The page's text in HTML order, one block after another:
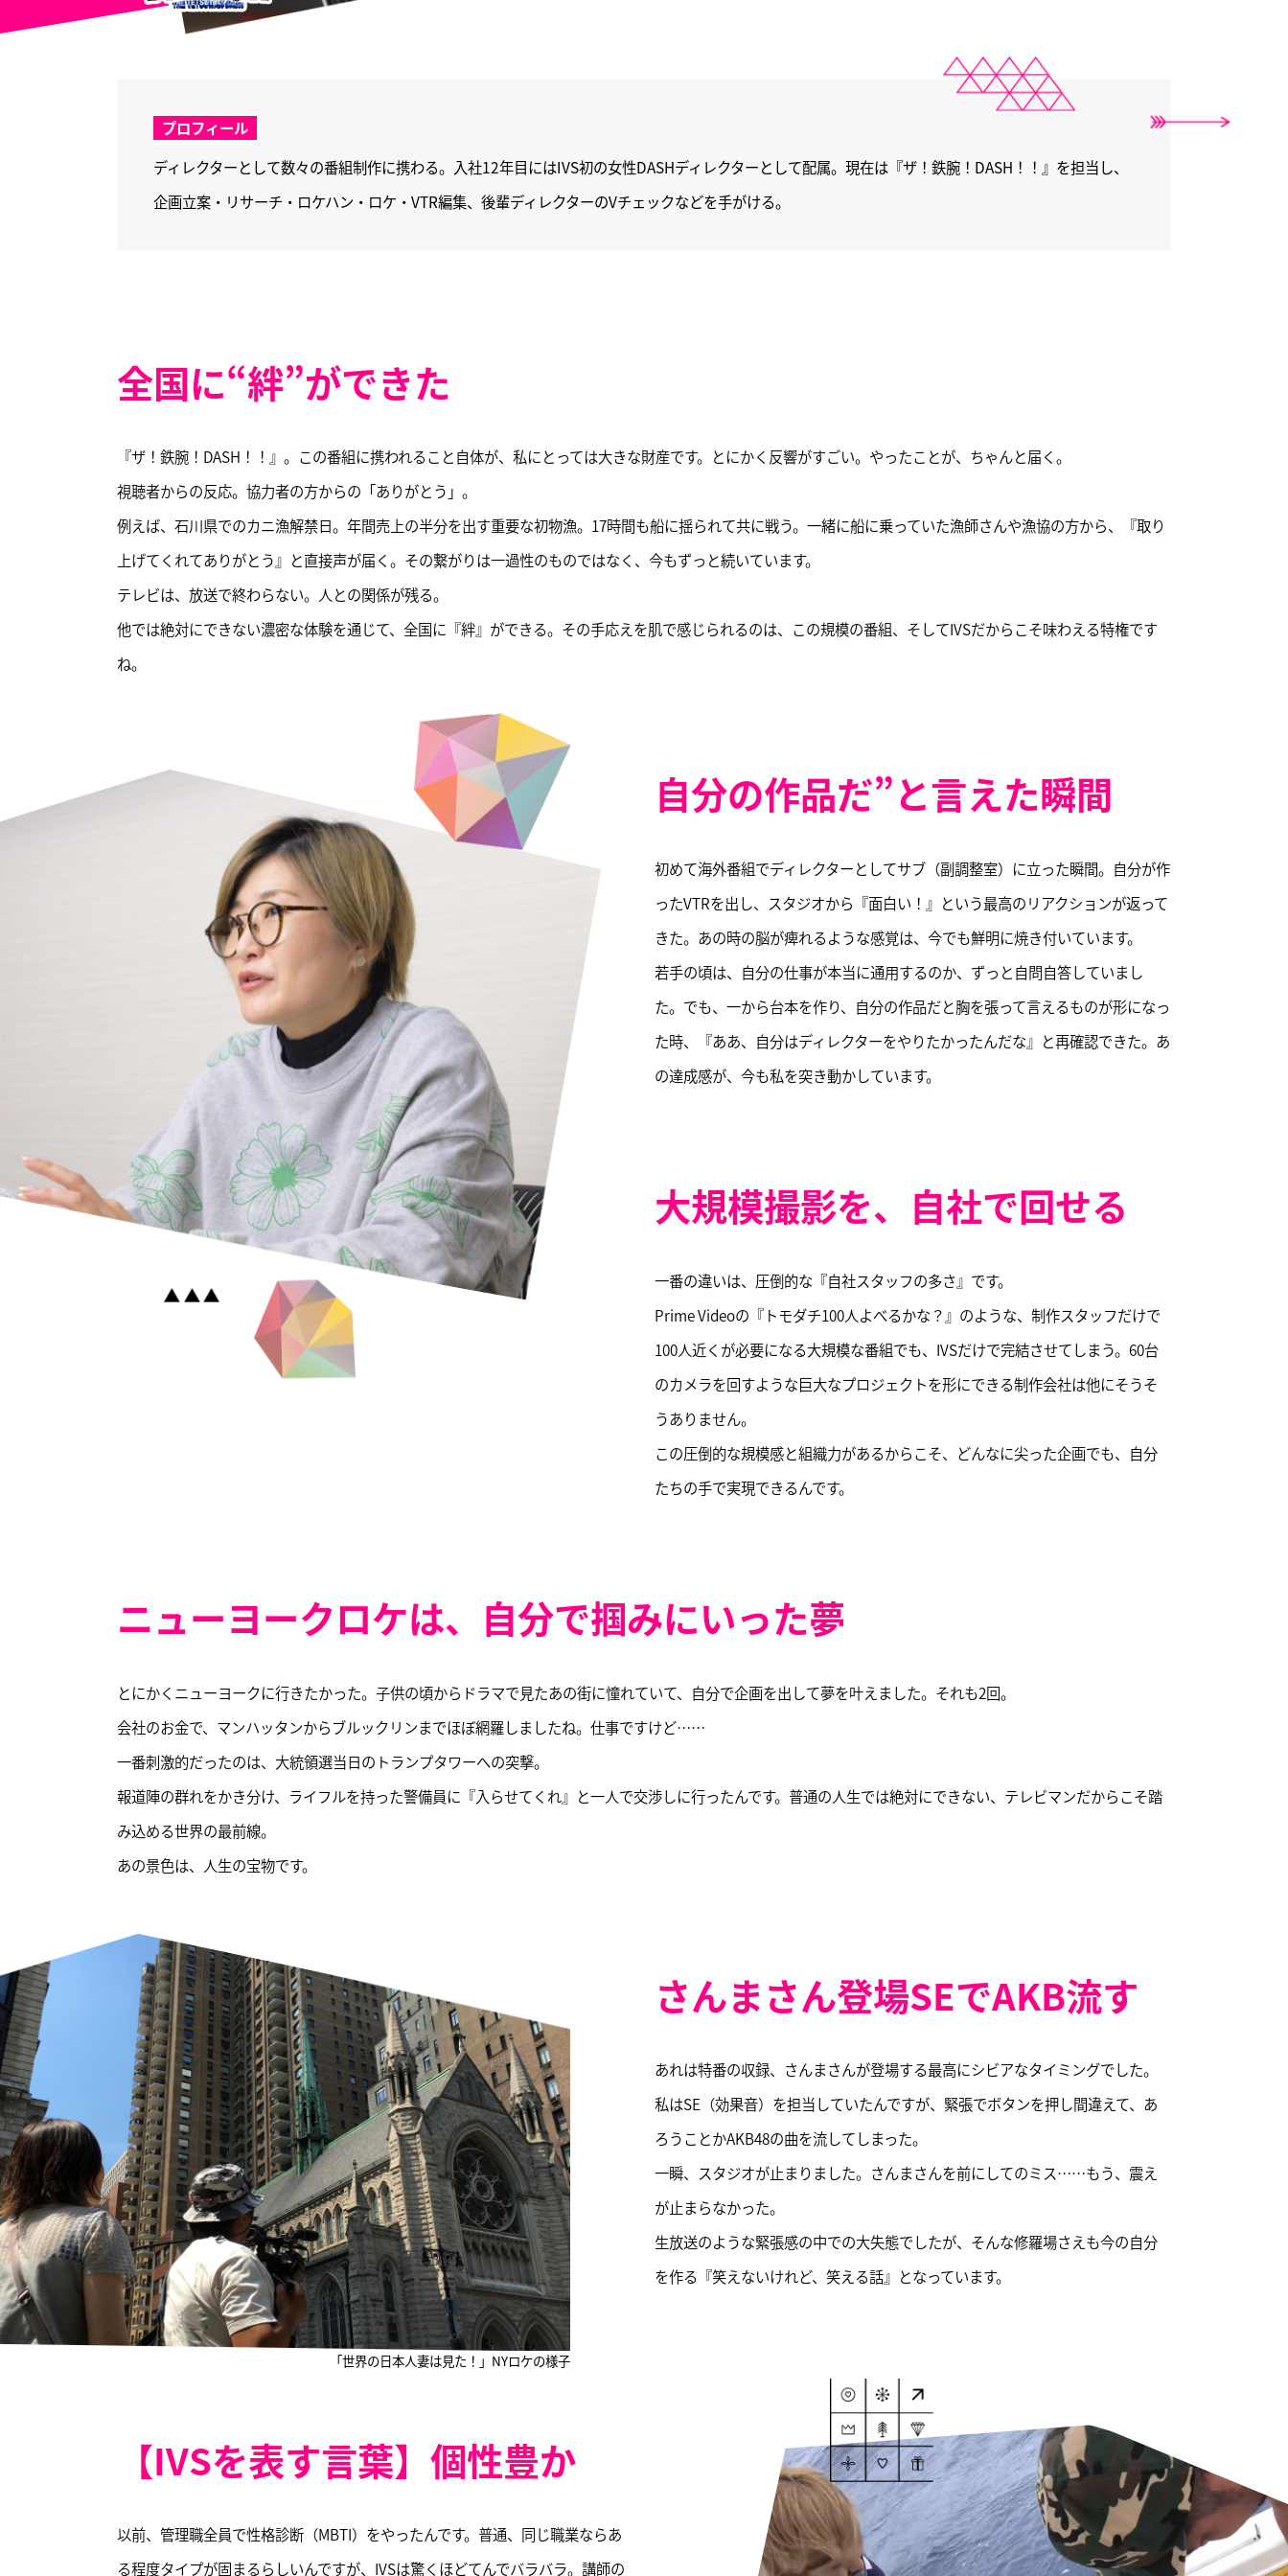
プロフィール
ディレクターとして数々の番組制作に携わる。入社12年目にはIVS初の女性DASHディレクターとして配属。現在は『ザ！鉄腕！DASH！！』を担当し、
企画立案・リサーチ・ロケハン・ロケ・VTR編集、後輩ディレクターのVチェックなどを手がける。
全国に“絆”ができた
『ザ！鉄腕！DASH！！』。この番組に携われること自体が、私にとっては大きな財産です。とにかく反響がすごい。やったことが、ちゃんと届く。
視聴者からの反応。協力者の方からの「ありがとう」。
例えば、石川県でのカニ漁解禁日。年間売上の半分を出す重要な初物漁。17時間も船に揺られて共に戦う。一緒に船に乗っていた漁師さんや漁協の方から、『取り
上げてくれてありがとう』と直接声が届く。その繋がりは一過性のものではなく、今もずっと続いています。
テレビは、放送で終わらない。人との関係が残る。
他では絶対にできない濃密な体験を通じて、全国に『絆』ができる。その手応えを肌で感じられるのは、この規模の番組、そしてIVSだからこそ味わえる特権です
ね。
自分の作品だ”と言えた瞬間
初めて海外番組でディレクターとしてサブ（副調整室）に立った瞬間。自分が作
ったVTRを出し、スタジオから『面白い！』という最高のリアクションが返って
きた。あの時の脳が痺れるような感覚は、今でも鮮明に焼き付いています。
若手の頃は、自分の仕事が本当に通用するのか、ずっと自問自答していまし
た。でも、一から台本を作り、自分の作品だと胸を張って言えるものが形になっ
た時、『ああ、自分はディレクターをやりたかったんだな』と再確認できた。あ
の達成感が、今も私を突き動かしています。
大規模撮影を、自社で回せる
一番の違いは、圧倒的な『自社スタッフの多さ』です。
Prime Videoの『トモダチ100人よべるかな？』のような、制作スタッフだけで
100人近くが必要になる大規模な番組でも、IVSだけで完結させてしまう。60台
のカメラを回すような巨大なプロジェクトを形にできる制作会社は他にそうそ
うありません。
この圧倒的な規模感と組織力があるからこそ、どんなに尖った企画でも、自分
たちの手で実現できるんです。
ニューヨークロケは、自分で掴みにいった夢
とにかくニューヨークに行きたかった。子供の頃からドラマで見たあの街に憧れていて、自分で企画を出して夢を叶えました。それも2回。
会社のお金で、マンハッタンからブルックリンまでほぼ網羅しましたね。仕事ですけど……
一番刺激的だったのは、大統領選当日のトランプタワーへの突撃。
報道陣の群れをかき分け、ライフルを持った警備員に『入らせてくれ』と一人で交渉しに行ったんです。普通の人生では絶対にできない、テレビマンだからこそ踏
み込める世界の最前線。
あの景色は、人生の宝物です。
さんまさん登場SEでAKB流す
あれは特番の収録、さんまさんが登場する最高にシビアなタイミングでした。
私はSE（効果音）を担当していたんですが、緊張でボタンを押し間違えて、あ
ろうことかAKB48の曲を流してしまった。
一瞬、スタジオが止まりました。さんまさんを前にしてのミス……もう、震え
が止まらなかった。
生放送のような緊張感の中での大失態でしたが、そんな修羅場さえも今の自分
を作る『笑えないけれど、笑える話』となっています。
「世界の日本人妻は見た！」 NYロケの様子
【IVSを表す言葉】個性豊か
以前、管理職全員で性格診断（MBTI）をやったんです。普通、同じ職業ならあ
る程度タイプが固まるらしいんですが、IVSは驚くほどてんでバラバラ。講師の
鉄腕DASH 石垣島ロケ